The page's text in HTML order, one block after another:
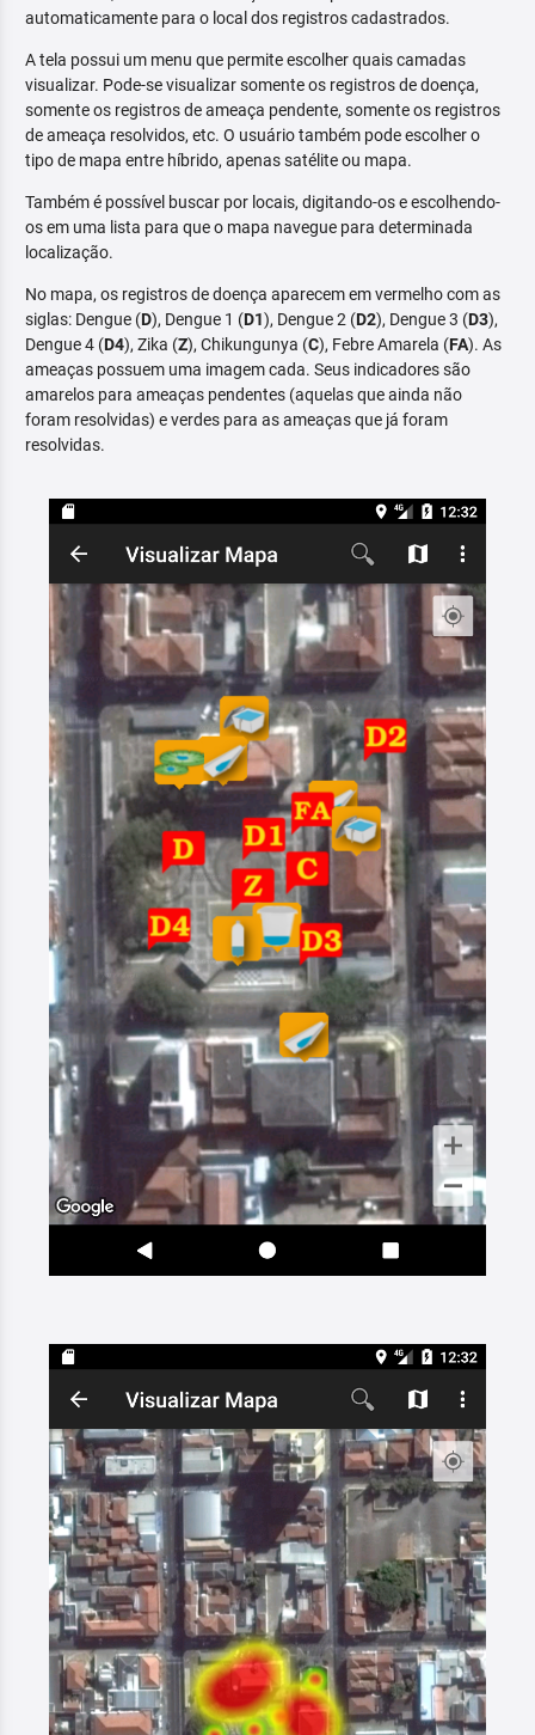
automaticamente para o local dos registros cadastrados.
A tela possui um menu que permite escolher quais camadas
visualizar. Pode-se visualizar somente os registros de doença,
somente os registros de ameaça pendente, somente os registros
de ameaça resolvidos, etc. O usuário também pode escolher o
tipo de mapa entre híbrido, apenas satélite ou mapa.
Também é possível buscar por locais, digitando-os e escolhendo-
os em uma lista para que o mapa navegue para determinada
localização.
No mapa, os registros de doença aparecem em vermelho com as
siglas: Dengue (D), Dengue 1 (D1), Dengue 2 (D2), Dengue 3 (D3),
Dengue 4 (D4), Zika (Z), Chikungunya (C), Febre Amarela (FA). As
ameaças possuem uma imagem cada. Seus indicadores são
amarelos para ameaças pendentes (aquelas que ainda não
foram resolvidas) e verdes para as ameaças que já foram
resolvidas.